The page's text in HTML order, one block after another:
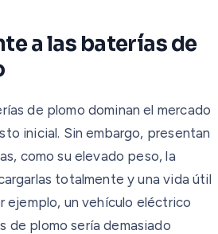
a las baterías de
de plomo dominan el mercado
inicial. Sin embargo, presentan
como su elevado peso, la
totalmente y una vida útil
ejemplo, un vehículo eléctrico
de plomo sería demasiado